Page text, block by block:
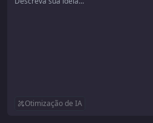
Otimização de IA